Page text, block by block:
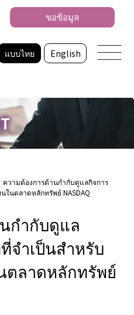
แบบไทย English
ขอข้อมูล
ความต้องการด้านกํากับดูแลกิจการ
ในตลาดหลักทรัพย์ NASDAQ
กํากับดูแล
จําเป็นสําหรับ
ตลาดหลักทรัพย์